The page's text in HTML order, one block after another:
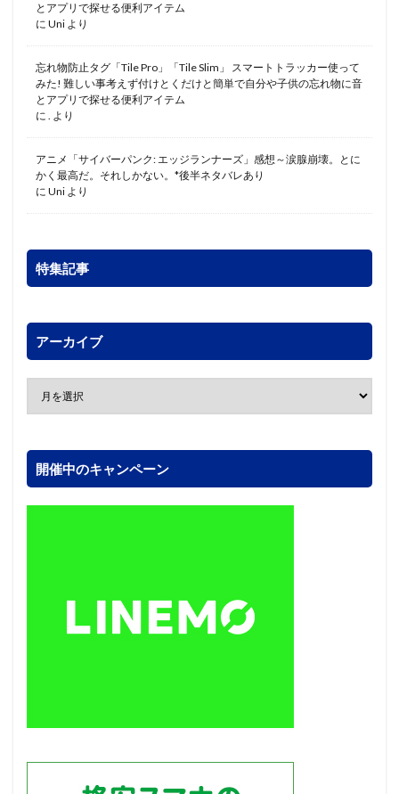
とアプリで探せる便利アイテム
に Uni より
忘れ物防止タグ「Tile Pro」「Tile Slim」 スマートトラッカー使って
みた! 難しい事考えず付けとくだけと簡単で自分や子供の忘れ物に音
とアプリで探せる便利アイテム
に . より
アニメ「サイバーパンク: エッジランナーズ」感想～涙腺崩壊。とに
かく最高だ。それしかない。*後半ネタバレあり
に Uni より
特集記事
アーカイブ
開催中のキャンペーン